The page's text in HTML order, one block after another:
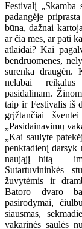
Festivalį „Skamba
padangėje
būna, dažnai
ar čia mes, ar pati
atlaidai? Kai
bendruomenes,
surenka
nelabai reikalus
pasidalinam.
taip ir Festivalis iš
grįžtančiai
„Pasidainavimų
„Kai saulyte
penktadienį darsyk
naująjį hitą –
Sutartuvininkės
žuvytėmis ir
Batoro dvaro
pasirodymai,
siausmas,
vakarinės saulės